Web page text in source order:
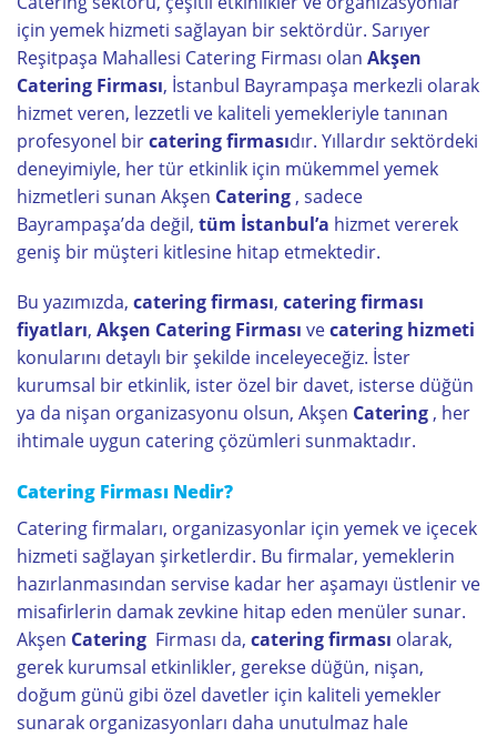
için yemek hizmeti sağlayan bir sektördür. Sarıyer
Reşitpaşa Mahallesi Catering Firması olan Akşen
Catering Firması, İstanbul Bayrampaşa merkezli olarak
hizmet veren, lezzetli ve kaliteli yemekleriyle tanınan
profesyonel bircatering firmasıdır. Yıllardır sektördeki
deneyimiyle, her tür etkinlik için mükemmel yemek
hizmetleri sunan Akşen Catering , sadece
Bayrampaşa’da değil, tüm İstanbul’a hizmet vererek
geniş bir müşteri kitlesine hitap etmektedir.
Bu yazımızda, catering firması, catering firması
fiyatları, Akşen Catering Firması vecatering hizmeti
konularını detaylı bir şekilde inceleyeceğiz. İster
kurumsal bir etkinlik, ister özel bir davet, isterse düğün
ya da nişan organizasyonu olsun, Akşen Catering, her
ihtimale uygun catering çözümleri sunmaktadır.
Catering Firması Nedir?
Catering firmaları, organizasyonlar için yemek ve içecek
hizmeti sağlayan şirketlerdir. Bu firmalar, yemeklerin
hazırlanmasından servise kadar her aşamayı üstlenir ve
misafirlerin damak zevkine hitap eden menüler sunar.
Akşen Catering Firması da, catering firması olarak,
gerek kurumsal etkinlikler, gerekse düğün, nişan,
doğum günü gibi özel davetler için kaliteli yemekler
sunarak organizasyonları daha unutulmaz hale